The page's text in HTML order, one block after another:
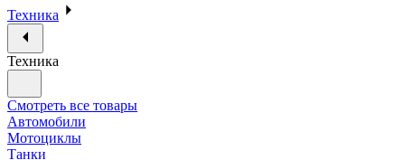
Техника
Техника
Смотреть все товары
Автомобили
Мотоциклы
Танки